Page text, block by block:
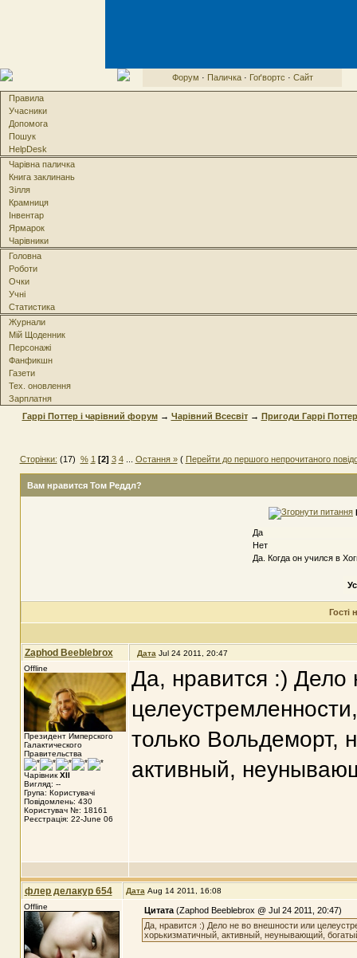
Форум · Паличка· Гоґвортс · Сайт
Правила
Учасники
Допомога
Пошук
HelpDesk
Чарівна паличка
Книга заклинань
Зілля
Крамниця
Інвентар
Ярмарок
Чарівники
Головна
Роботи
Очки
Учні
Статистика
Журнали
Мій Щоденник
Персонажі
Фанфикшн
Газети
Тех. оновлення
Зарплатня
Гаррі Поттер і чарівний форум→ Чарівний Всесвіт→ Пригоди Гаррі
Сторінки: (17) % 1 [2] 3 4... Остання »( Перейти до першого непрочитаного
Вам нравится Том Реддл?
Да
Нет
Да. Когда он учился в
Гості
Zaphod Beeblebrox Дата Jul 24 2011, 20:47
Offline
Президент Имперского
Галактического
Правительства
Чарівник XII
Вигляд: --
Група: Користувачі
Повідомлень: 430
Користувач №: 18161
Реєстрація: 22-June 06
Да, нравится :) Дело
только Вольдеморт,
активный,
флер делакур 654 Дата Aug 14 2011, 16:08
Offline
Цитата(Zaphod Beeblebrox @ Jul 24 2011, 20:47)
Да, нравится :) Дело не во внешности или
хорькизматичный, активный, неунывающий,